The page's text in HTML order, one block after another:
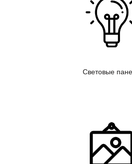
Световые